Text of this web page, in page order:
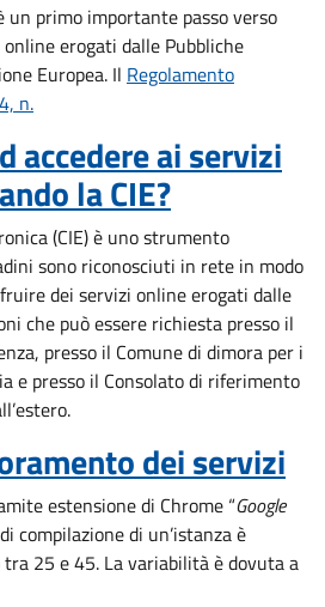
un primo importante passo verso
erogati dalle Pubbliche
Europea. Il Regolamento
n.
accedere ai servizi
la CIE?
(CIE) è uno strumento
sono riconosciuti in rete in modo
dei servizi online erogati dalle
che può essere richiesta presso il
presso il Comune di dimora per i
e presso il Consolato di riferimento
dei servizi
estensione di Chrome “Google
compilazione di un’istanza è
25 e 45. La variabilità è dovuta a